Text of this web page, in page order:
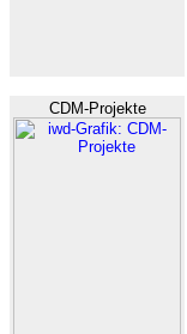
CDM-Projekte